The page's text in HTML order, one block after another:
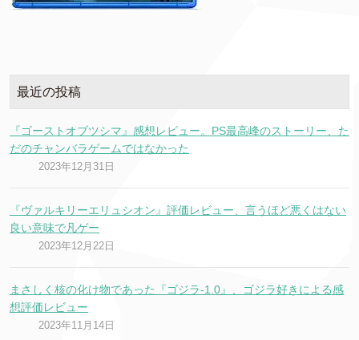
最近の投稿
『ゴーストオブツシマ』感想レビュー。PS最高峰のストーリー、た
だのチャンバラゲームではなかった
2023年12月31日
『ヴァルキリーエリュシオン』評価レビュー、言うほど悪くはない
良い意味で凡ゲー
2023年12月22日
まさしく核の化け物であった『ゴジラ-1.0』、ゴジラ好きによる感
想評価レビュー
2023年11月14日